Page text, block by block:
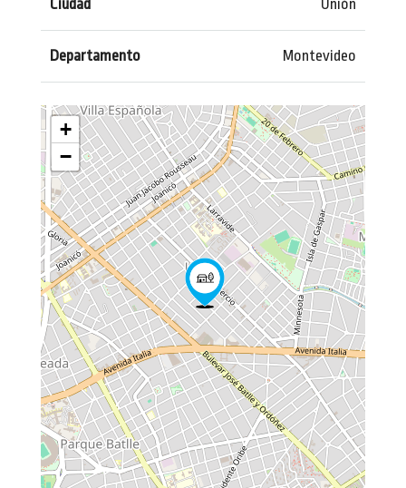
Ciudad Unión
Departamento Montevideo
+
−